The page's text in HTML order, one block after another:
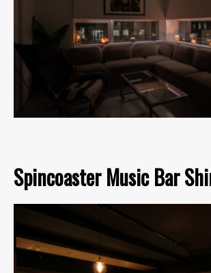
Spincoaster Music Bar